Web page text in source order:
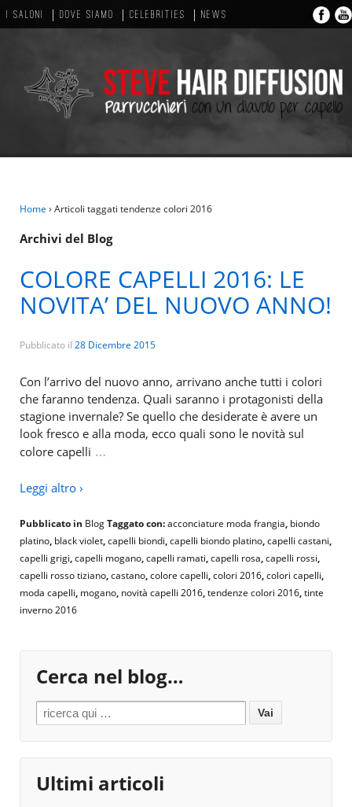
I SALONI DOVE SIAMO CELEBRITIES NEWS
Home › Articoli taggati tendenze colori 2016
Archivi del Blog
COLORE CAPELLI 2016: LE
NOVITA’ DEL NUOVO ANNO!
Pubblicato il 28 Dicembre 2015
Con l’arrivo del nuovo anno, arrivano anche tutti i colori
che faranno tendenza. Quali saranno i protagonisti della
stagione invernale? Se quello che desiderate è avere un
look fresco e alla moda, ecco quali sono le novità sul
colore capelli …
Leggi altro ›
Pubblicato in BlogTaggato con:acconciature moda frangia, biondo
platino, black violet,capelli biondi,capelli biondo platino,capelli castani,
capelli grigi,capelli mogano,capelli ramati,capelli rosa,capelli rossi,
capelli rosso tiziano,castano,colore capelli,colori 2016,colori capelli,
moda capelli, mogano, novità capelli 2016,tendenze colori 2016,tinte
inverno 2016
Cerca nel blog…
Search for:
Ultimi articoli